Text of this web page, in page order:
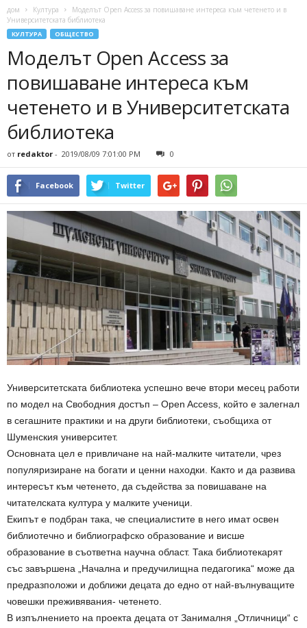
дом Култура
Моделът Open Access за повишаване интереса към четенето и в
Университетската библиотека
КУЛТУРА ОБЩЕСТВО
Моделът Open Access за
повишаване интереса към
четенето и в Университетската
библиотека
от redaktor - 2019/08/09 7:01:00 PM 0
Facebook Twitter
Университетската библиотека успешно вече втори месец работи
по модел на Свободния достъп – Open Access, който е залегнал
в сегашните практики и на други библиотеки, съобщиха от
Шуменския университет.
Основната цел е привличане на най-малките читатели, чрез
популяризиране на богати и ценни находки. Както и да развива
интересът към четенето, да съдейства за повишаване на
читателската култура у малките ученици.
Екипът е подбран така, че специалистите в него имат освен
библиотечно и библиографско образование и висше
образование в съответна научна област. Така библиотекарят
със завършена „Начална и предучилищна педагогика“ може да
предразположи и доближи децата до едно от най-вълнуващите
човешки преживявания- четенето.
В изпълнението на проекта децата от Занималня „Отличници“ с